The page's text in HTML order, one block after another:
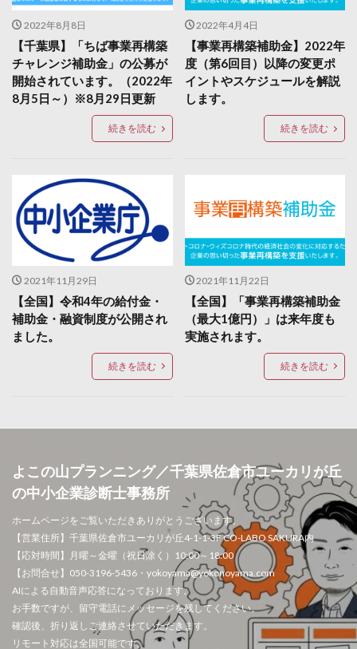
2022年8月8日
【千葉県】「ちば事業再構築
チャレンジ補助金」の公募が
開始されています。（2022年
8月5日～）※8月29日更新
続きを読む
2022年4月4日
【事業再構築補助金】2022年
度（第6回目）以降の変更ポ
イントやスケジュールを解説
します。
続きを読む
2021年11月29日
【全国】令和4年の給付金・
補助金・融資制度が公開され
ました。
続きを読む
2021年11月22日
【全国】「事業再構築補助金
（最大1億円）」は来年度も
実施されます。
続きを読む
よこの山プランニング／千葉県佐倉市ユーカリが丘
の中小企業診断士事務所
ホームページをご覧いただきありがとうございます。
【営業住所】千葉県佐倉市ユーカリが丘4-1-1-3F CO-LABO SAKURA内
【応対時間】月曜～金曜（祝日除く）10:00～18:00
【お問合せ】050-3196-5436・yokoyama@yokonoyama.com
AIによる自動音声応答になっております。
お手数ですが、留守電話にメッセージを残してください。
確認後、折り返しご連絡させていただきます。
リモート対応は全国可能です。